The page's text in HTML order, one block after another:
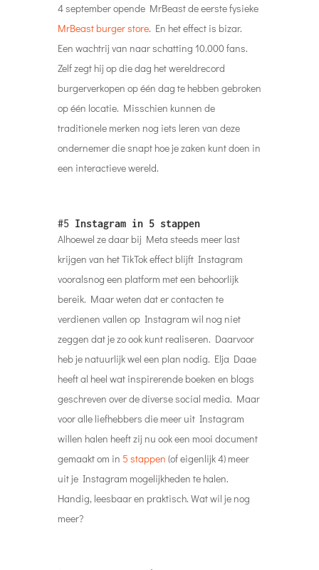
4 september opende MrBeast de eerste fysieke
MrBeast burger store. En het effect is bizar.
Een wachtrij van naar schatting 10.000 fans.
Zelf zegt hij op die dag het wereldrecord
burgerverkopen op één dag te hebben gebroken
op één locatie. Misschien kunnen de
traditionele merken nog iets leren van deze
ondernemer die snapt hoe je zaken kunt doen in
een interactieve wereld.
#5 Instagram in 5 stappen
Alhoewel ze daar bij Meta steeds meer last
krijgen van het TikTok effect blijft Instagram
vooralsnog een platform met een behoorlijk
bereik. Maar weten dat er contacten te
verdienen vallen op Instagram wil nog niet
zeggen dat je zo ook kunt realiseren. Daarvoor
heb je natuurlijk wel een plan nodig. Elja Daae
heeft al heel wat inspirerende boeken en blogs
geschreven over de diverse social media. Maar
voor alle liefhebbers die meer uit Instagram
willen halen heeft zij nu ook een mooi document
gemaakt om in 5 stappen (of eigenlijk 4) meer
uit je Instagram mogelijkheden te halen.
Handig, leesbaar en praktisch. Wat wil je nog
meer?